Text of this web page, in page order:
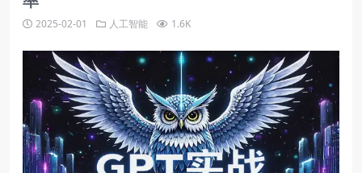
2025-02-01 人工智能 1.6K